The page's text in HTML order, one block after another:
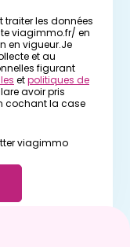
traiter les données
viagimmo.fr/ en
en vigueur.Je
et au
figurant
etpolitiques de
avoir pris
cochant la case
viagimmo